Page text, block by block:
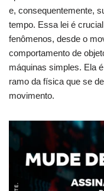
e, consequentemente,
tempo. Essa lei é
fenômenos, desde o
comportamento de
máquinas simples. Ela
ramo da física que se
movimento.